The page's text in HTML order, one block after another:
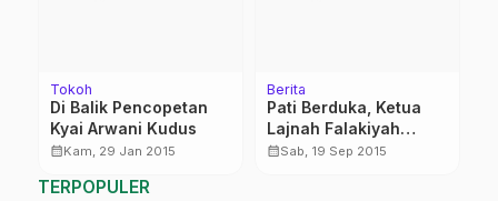
Tokoh
Di Balik Pencopetan
Kyai Arwani Kudus
calendar_monthKam, 29 Jan 2015
Berita
Pati Berduka, Ketua
Lajnah Falakiyah
Nahdlatul Ulama (KH
calendar_monthSab, 19 Sep 2015
TERPOPULER